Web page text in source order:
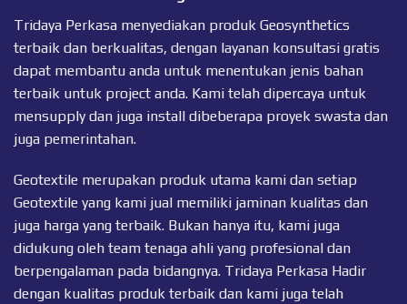
Tridaya Perkasa menyediakan produk Geosynthetics
terbaik dan berkualitas, dengan layanan konsultasi gratis
dapat membantu anda untuk menentukan jenis bahan
terbaik untuk project anda. Kami telah dipercaya untuk
mensupply dan juga install dibeberapa proyek swasta dan
juga pemerintahan.
Geotextile merupakan produk utama kami dan setiap
Geotextile yang kami jual memiliki jaminan kualitas dan
juga harga yang terbaik. Bukan hanya itu, kami juga
didukung oleh team tenaga ahli yang profesional dan
berpengalaman pada bidangnya. Tridaya Perkasa Hadir
dengan kualitas produk terbaik dan kami juga telah